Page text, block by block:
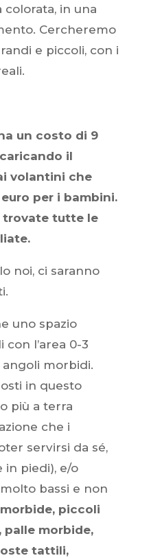
colorata, in una
Cercheremo
e piccoli, con i
un costo di 9
il
volantini che
per i bambini.
trovate tutte le
noi, ci saranno
uno spazio
l’area 0-3
angoli morbidi.
in questo
più a terra
che i
servirsi da sé,
in piedi), e/o
bassi e non
piccoli
morbide,
tattili,